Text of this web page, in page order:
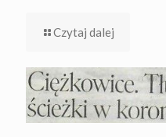
Czytaj dalej